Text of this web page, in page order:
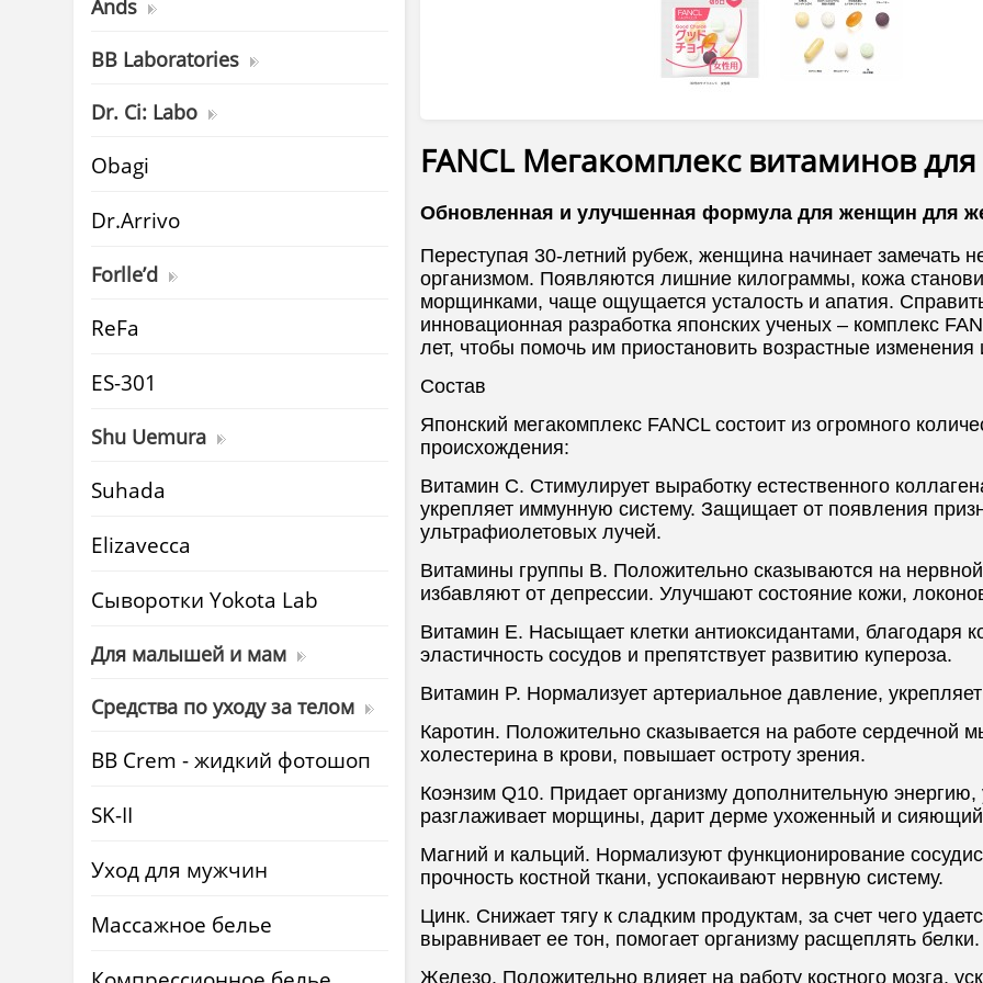
Ands
BB Laboratories
Dr. Ci: Labo
Obagi
Dr.Arrivo
Forlle’d
ReFa
ES-301
Shu Uemura
Suhada
Elizavecca
Cыворотки Yokota Lab
Для малышей и мам
Средства по уходу за телом
BB Crem - жидкий фотошоп
SK-II
Уход для мужчин
Массажное белье
FANCL Мегакомплекс витаминов
Обновленная и улучшенная формула для женщин для
Переступая 30-летний рубеж, женщина начинает замечать
организмом. Появляются лишние килограммы, кожа
морщинками, чаще ощущается усталость и апатия.
инновационная разработка японских ученых – комплекс
лет, чтобы помочь им приостановить возрастные
Состав
Японский мегакомплекс FANCL состоит из огромного
происхождения:
Витамин C. Стимулирует выработку естественного
укрепляет иммунную систему. Защищает от появления
ультрафиолетовых лучей.
Витамины группы B. Положительно сказываются на
избавляют от депрессии. Улучшают состояние кожи,
Витамин E. Насыщает клетки антиоксидантами, благодаря
эластичность сосудов и препятствует развитию купероза.
Витамин P. Нормализует артериальное давление,
Каротин. Положительно сказывается на работе сердечной
холестерина в крови, повышает остроту зрения.
Коэнзим Q10. Придает организму дополнительную
разглаживает морщины, дарит дерме ухоженный и
Магний и кальций. Нормализуют функционирование
прочность костной ткани, успокаивают нервную систему.
Цинк. Снижает тягу к сладким продуктам, за счет чего
выравнивает ее тон, помогает организму расщеплять белки.
Железо. Положительно влияет на работу костного мозга,